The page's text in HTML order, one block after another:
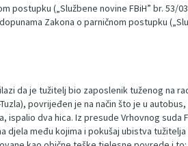
(„Službene novine FBiH” br. 53/
Zakona o parničnom postupku
da je tužitelj bio zaposlenik tuženog na
povrijeđen je na način što je u
dva hica. Iz presude Vrhovnog suda
među kojima i pokušaj ubistva tužitelja